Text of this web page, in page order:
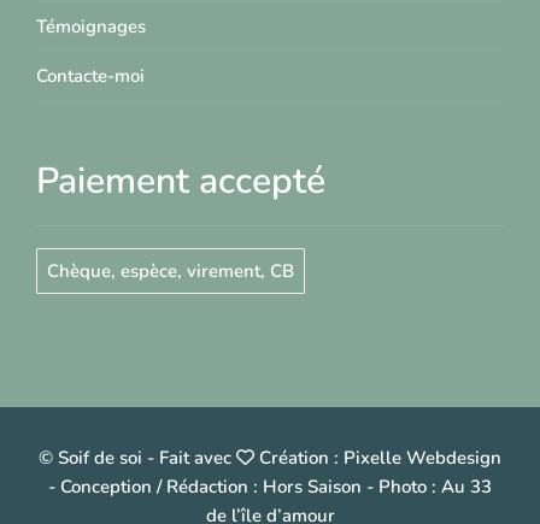
Témoignages
Contacte-moi
Paiement accepté
Chèque, espèce, virement, CB
© Soif de soi - Fait avec Création : Pixelle Webdesign
- Conception / Rédaction : Hors Saison - Photo : Au 33
de l’île d’amour